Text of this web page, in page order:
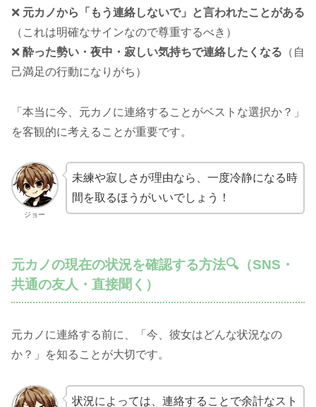
❌ 元カノから「もう連絡しないで」と言われたことがある
（これは明確なサインなので尊重するべき）
❌ 酔った勢い・夜中・寂しい気持ちで連絡したくなる （自
己満足の行動になりがち）
「本当に今、元カノに連絡することがベストな選択か？」
を客観的に考えることが重要です。
ジョー
未練や寂しさが理由なら、一度冷静になる時
間を取るほうがいいでしょう！
元カノの現在の状況を確認する方法🔍（SNS・
共通の友人・直接聞く）
元カノに連絡する前に、「今、彼女はどんな状況なの
か？」を知ることが大切です。
状況によっては、連絡することで余計なスト